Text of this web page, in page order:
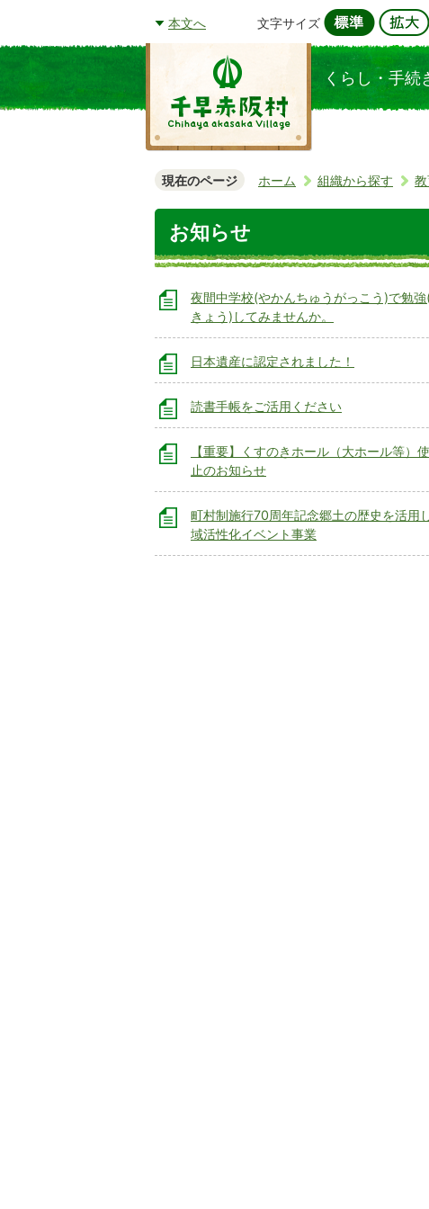
本文へ 文字サイズ
くらし・手続
現在のページ ホーム 組織から探す
お知らせ
夜間中学校(やかんちゅうがっこう)で勉強
きょう)してみませんか。
日本遺産に認定されました！
読書手帳をご活用ください
【重要】くすのきホール（大ホール等）
止のお知らせ
町村制施行70周年記念郷土の歴史を活用
域活性化イベント事業